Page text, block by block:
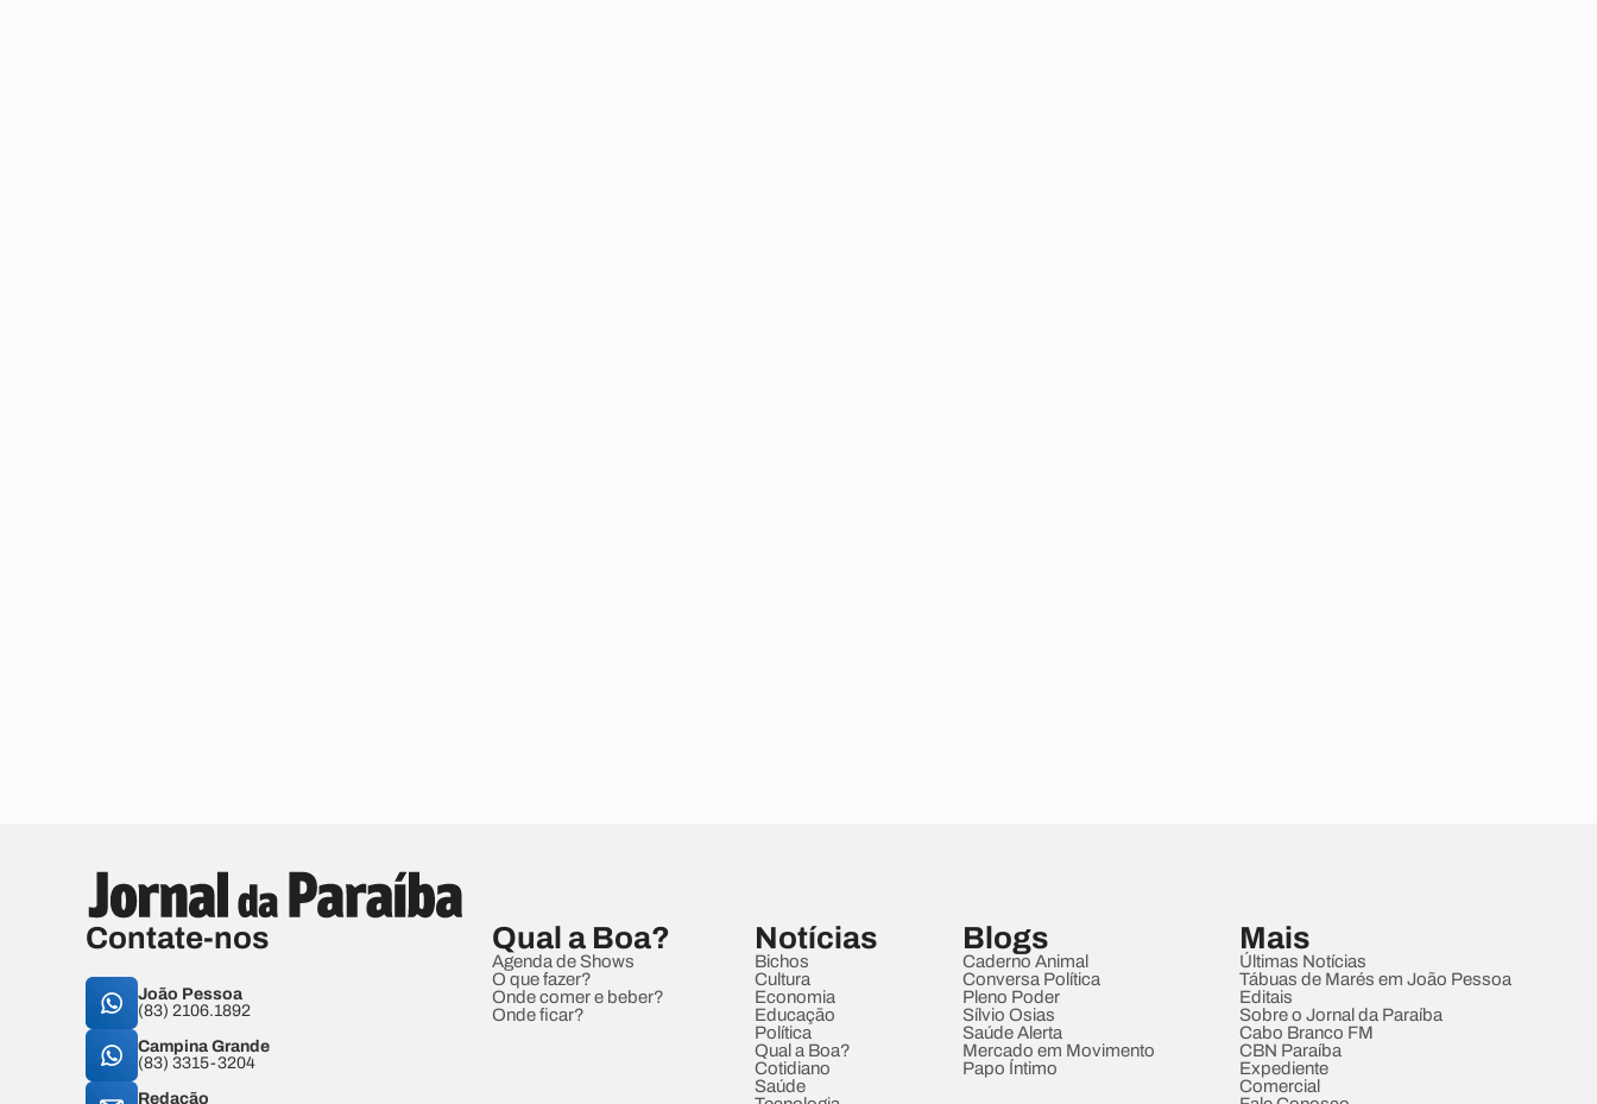
Contate-nos
João Pessoa
(83) 2106.1892
Campina Grande
(83) 3315-3204
Redação
Qual a Boa?
Agenda de Shows
O que fazer?
Onde comer e beber?
Onde ficar?
Notícias
Bichos
Cultura
Economia
Educação
Política
Qual a Boa?
Cotidiano
Saúde
Blogs
Caderno Animal
Conversa Política
Pleno Poder
Sílvio Osias
Saúde Alerta
Mercado em Movimento
Papo Íntimo
Mais
Últimas Notícias
Tábuas de Marés em João Pessoa
Editais
Sobre o Jornal da Paraíba
Cabo Branco FM
CBN Paraíba
Expediente
Comercial